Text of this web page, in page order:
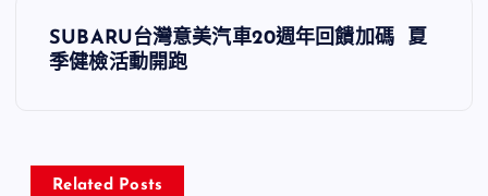
覽
SUBARU台灣意美汽車20週年回饋加碼 夏
季健檢活動開跑
Related Posts